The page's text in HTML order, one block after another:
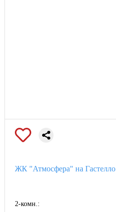
ЖК "Атмосфера" на Гастелло
2-комн.: